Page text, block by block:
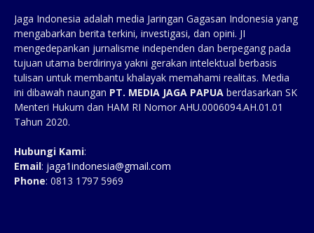
Jaga Indonesia adalah media Jaringan Gagasan Indonesia yang
mengabarkan berita terkini, investigasi, dan opini. JI
mengedepankan jurnalisme independen dan berpegang pada
tujuan utama berdirinya yakni gerakan intelektual berbasis
tulisan untuk membantu khalayak memahami realitas. Media
ini dibawah naungan PT. MEDIA JAGA PAPUA berdasarkan SK
Menteri Hukum dan HAM RI Nomor AHU.0006094.AH.01.01
Tahun 2020.
Hubungi Kami:
Email: jaga1indonesia@gmail.com
Phone: 0813 1797 5969